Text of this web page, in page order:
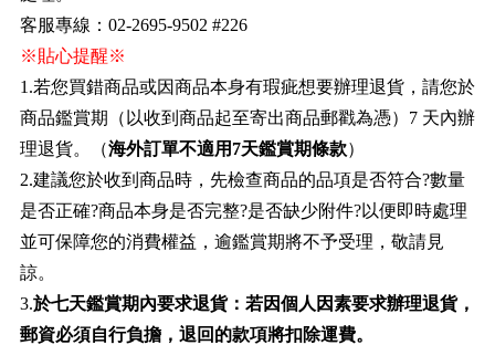
客服專線：02-2695-9502 #226
※貼心提醒※
1.若您買錯商品或因商品本身有瑕疵想要辦理退貨，請您於
商品鑑賞期（以收到商品起至寄出商品郵戳為憑）7 天內辦
理退貨。（海外訂單不適用7天鑑賞期條款）
2.建議您於收到商品時，先檢查商品的品項是否符合?數量
是否正確?商品本身是否完整?是否缺少附件?以便即時處理
並可保障您的消費權益，逾鑑賞期將不予受理，敬請見
諒。
3.於七天鑑賞期內要求退貨：若因個人因素要求辦理退貨，
郵資必須自行負擔，退回的款項將扣除運費。